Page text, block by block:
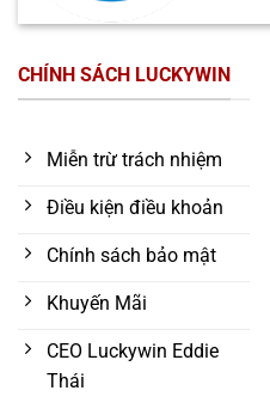
CHÍNH SÁCH LUCKYWIN
Miễn trừ trách nhiệm
Điều kiện điều khoản
Chính sách bảo mật
Khuyến Mãi
CEO Luckywin Eddie
Thái